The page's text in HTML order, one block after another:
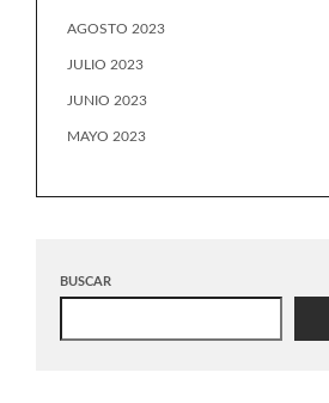
AGOSTO 2023
JULIO 2023
JUNIO 2023
MAYO 2023
BUSCAR